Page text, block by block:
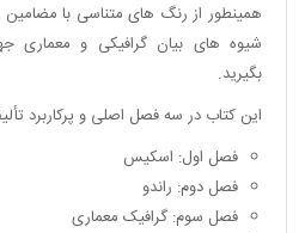
همینطور از رنگ های متناسی با مضامین
شیوه های بیان گرافیکی و معماری
بگیرید.
این کتاب در سه فصل اصلی و پرکاربرد
فصل اول: اسکیس
فصل دوم: راندو
فصل سوم: گرافیک معماری